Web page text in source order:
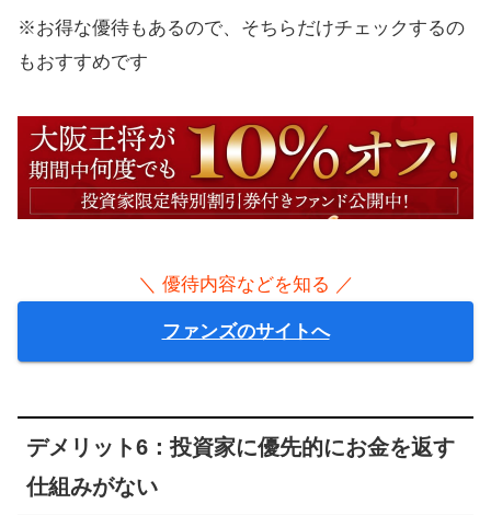
※お得な優待もあるので、そちらだけチェックするの
もおすすめです
＼ 優待内容などを知る ／
ファンズのサイトへ
デメリット6：投資家に優先的にお金を返す
仕組みがない